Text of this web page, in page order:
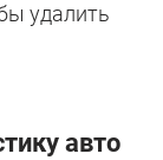
удалить
авто